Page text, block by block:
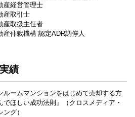
産経営管理士
産取引士
産取扱主任者
産仲裁機構 認定ADR調停人
績
ルームマンションをはじめて売却する方
でほしい成功法則』（クロスメディア・
グ）